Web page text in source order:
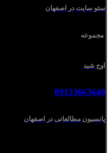
سئو سایت در اصفهان
مجموعه
اوج شید
09133663640
پانسیون مطالعاتی در اصفهان